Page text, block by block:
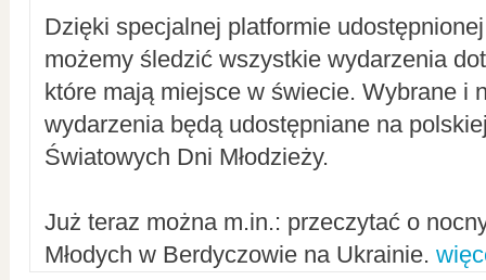
Dzięki specjalnej platformie
możemy śledzić wszystkie wydarzenia
które mają miejsce w świecie. Wybrane i
wydarzenia będą udostępniane na
Światowych Dni Młodzieży.
Już teraz można m.in.: przeczytać o
Młodych w Berdyczowie na Ukrainie.